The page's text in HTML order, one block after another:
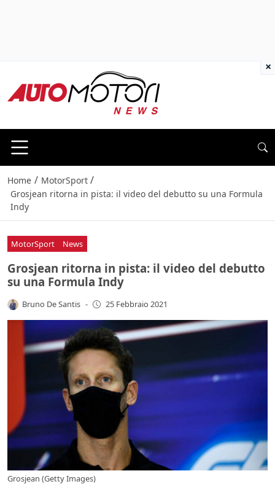
Home / MotorSport /
Grosjean ritorna in pista: il video del debutto su una Formula
Indy
MotorSport News
Grosjean ritorna in pista: il video del debutto
su una Formula Indy
Bruno De Santis - 25 Febbraio 2021
Grosjean (Getty Images)
×